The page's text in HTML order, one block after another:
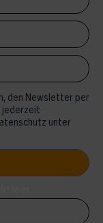
den Newsletter per
jederzeit
unter